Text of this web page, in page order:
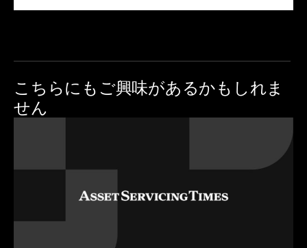
こちらにも ご興味があるかもしれま
せん